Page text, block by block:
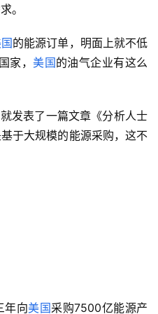
。
的能源订单，明面上就不低
家，美国的油气企业有这么
发表了一篇文章《分析人士
于大规模的能源采购，这不